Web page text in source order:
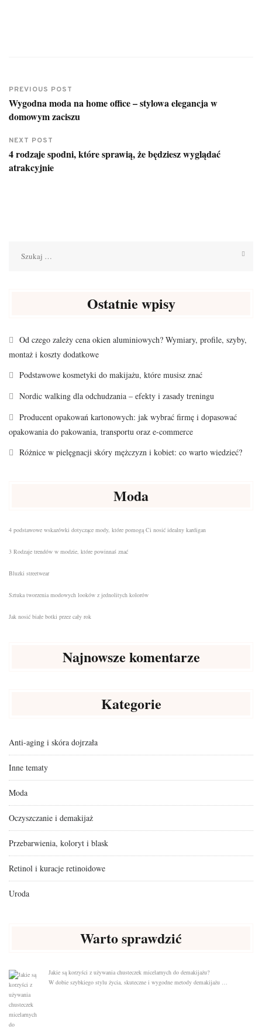
PREVIOUS POST
Wygodna moda na home office – stylowa elegancja w
domowym zaciszu
NEXT POST
4 rodzaje spodni, które sprawią, że będziesz wyglądać
atrakcyjnie
Ostatnie wpisy
Od czego zależy cena okien aluminiowych? Wymiary, profile, szyby,
montaż i koszty dodatkowe
Podstawowe kosmetyki do makijażu, które musisz znać
Nordic walking dla odchudzania – efekty i zasady treningu
Producent opakowań kartonowych: jak wybrać firmę i dopasować
opakowania do pakowania, transportu oraz e-commerce
Różnice w pielęgnacji skóry mężczyzn i kobiet: co warto wiedzieć?
Moda
4 podstawowe wskazówki dotyczące mody, które pomogą Ci nosić idealny kardigan
3 Rodzaje trendów w modzie, które powinnaś znać
Bluzki streetwear
Sztuka tworzenia modowych looków z jednolitych kolorów
Jak nosić białe botki przez cały rok
Najnowsze komentarze
Kategorie
Anti-aging i skóra dojrzała
Inne tematy
Moda
Oczyszczanie i demakijaż
Przebarwienia, koloryt i blask
Retinol i kuracje retinoidowe
Uroda
Warto sprawdzić
Jakie są korzyści z używania chusteczek micelarnych do demakijażu?
W dobie szybkiego stylu życia, skuteczne i wygodne metody demakijażu …